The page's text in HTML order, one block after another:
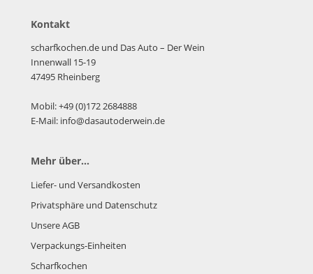
Kontakt
scharfkochen.de und Das Auto – Der Wein
Innenwall 15-19
47495 Rheinberg
Mobil: +49 (0)172 2684888
E-Mail: info@dasautoderwein.de
Mehr über...
Liefer- und Versandkosten
Privatsphäre und Datenschutz
Unsere AGB
Verpackungs-Einheiten
Scharfkochen